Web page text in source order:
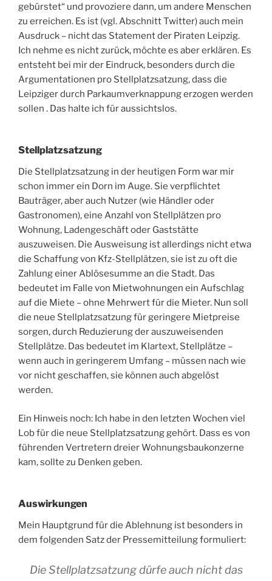
gebürstet“ und provoziere dann, um andere Menschen
zu erreichen. Es ist (vgl. Abschnitt Twitter) auch mein
Ausdruck – nicht das Statement der Piraten Leipzig.
Ich nehme es nicht zurück, möchte es aber erklären. Es
entsteht bei mir der Eindruck, besonders durch die
Argumentationen pro Stellplatzsatzung, dass die
Leipziger durch Parkaumverknappung erzogen werden
sollen . Das halte ich für aussichtslos.
Stellplatzsatzung
Die Stellplatzsatzung in der heutigen Form war mir
schon immer ein Dorn im Auge. Sie verpflichtet
Bauträger, aber auch Nutzer (wie Händler oder
Gastronomen), eine Anzahl von Stellplätzen pro
Wohnung, Ladengeschäft oder Gaststätte
auszuweisen. Die Ausweisung ist allerdings nicht etwa
die Schaffung von Kfz-Stellplätzen, sie ist zu oft die
Zahlung einer Ablösesumme an die Stadt. Das
bedeutet im Falle von Mietwohnungen ein Aufschlag
auf die Miete – ohne Mehrwert für die Mieter. Nun soll
die neue Stellplatzsatzung für geringere Mietpreise
sorgen, durch Reduzierung der auszuweisenden
Stellplätze. Das bedeutet im Klartext, Stellplätze –
wenn auch in geringerem Umfang – müssen nach wie
vor nicht geschaffen, sie können auch abgelöst
werden.
Ein Hinweis noch: Ich habe in den letzten Wochen viel
Lob für die neue Stellplatzsatzung gehört. Dass es von
führenden Vertretern dreier Wohnungsbaukonzerne
kam, sollte zu Denken geben.
Auswirkungen
Mein Hauptgrund für die Ablehnung ist besonders in
dem folgenden Satz der Pressemitteilung formuliert:
Die Stellplatzsatzung dürfe auch nicht das